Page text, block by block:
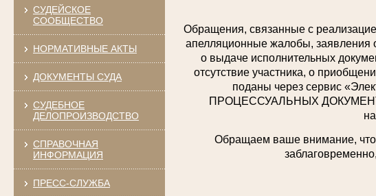
СУДЕЙСКОЕ
СООБЩЕСТВО
НОРМАТИВНЫЕ АКТЫ
ДОКУМЕНТЫ СУДА
СУДЕБНОЕ
ДЕЛОПРОИЗВОДСТВО
СПРАВОЧНАЯ
ИНФОРМАЦИЯ
ПРЕСС-СЛУЖБА
Обращения, связанные с
апелляционные жалобы, заявления
о выдаче исполнительных
отсутствие участника, о
поданы через сервис
ПРОЦЕССУАЛЬНЫХ
Обращаем ваше внимание, что